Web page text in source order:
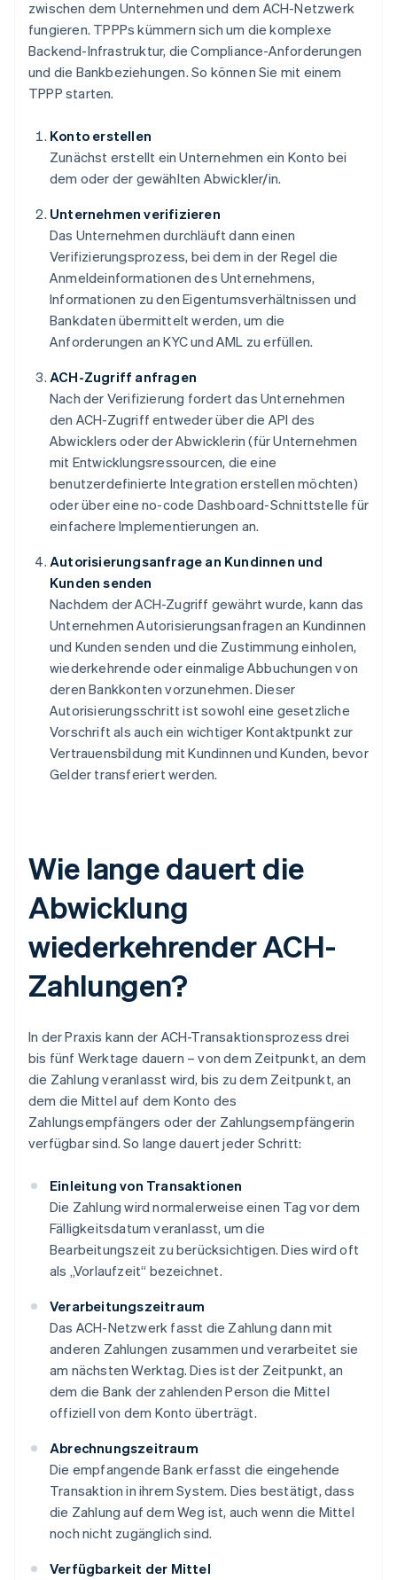
zwischen dem Unternehmen und dem ACH-Netzwerk
fungieren. TPPPs kümmern sich um die komplexe
Backend-Infrastruktur, die Compliance-Anforderungen
und die Bankbeziehungen. So können Sie mit einem
TPPP starten.
Konto erstellen
Zunächst erstellt ein Unternehmen ein Konto bei
dem oder der gewählten Abwickler/in.
Unternehmen verifizieren
Das Unternehmen durchläuft dann einen
Verifizierungsprozess, bei dem in der Regel die
Anmeldeinformationen des Unternehmens,
Informationen zu den Eigentumsverhältnissen und
Bankdaten übermittelt werden, um die
Anforderungen an KYC und AML zu erfüllen.
ACH-Zugriff anfragen
Nach der Verifizierung fordert das Unternehmen
den ACH-Zugriff entweder über die API des
Abwicklers oder der Abwicklerin (für Unternehmen
mit Entwicklungsressourcen, die eine
benutzerdefinierte Integration erstellen möchten)
oder über eine no-code Dashboard-Schnittstelle für
einfachere Implementierungen an.
Autorisierungsanfrage an Kundinnen und
Kunden senden
Nachdem der ACH-Zugriff gewährt wurde, kann das
Unternehmen Autorisierungsanfragen an Kundinnen
und Kunden senden und die Zustimmung einholen,
wiederkehrende oder einmalige Abbuchungen von
deren Bankkonten vorzunehmen. Dieser
Autorisierungsschritt ist sowohl eine gesetzliche
Vorschrift als auch ein wichtiger Kontaktpunkt zur
Vertrauensbildung mit Kundinnen und Kunden, bevor
Gelder transferiert werden.
Wie lange dauert die
Abwicklung
wiederkehrender ACH-
Zahlungen?
In der Praxis kann der ACH-Transaktionsprozess drei
bis fünf Werktage dauern – von dem Zeitpunkt, an dem
die Zahlung veranlasst wird, bis zu dem Zeitpunkt, an
dem die Mittel auf dem Konto des
Zahlungsempfängers oder der Zahlungsempfängerin
verfügbar sind. So lange dauert jeder Schritt:
Einleitung von Transaktionen
Die Zahlung wird normalerweise einen Tag vor dem
Fälligkeitsdatum veranlasst, um die
Bearbeitungszeit zu berücksichtigen. Dies wird oft
als „Vorlaufzeit“ bezeichnet.
Verarbeitungszeitraum
Das ACH-Netzwerk fasst die Zahlung dann mit
anderen Zahlungen zusammen und verarbeitet sie
am nächsten Werktag. Dies ist der Zeitpunkt, an
dem die Bank der zahlenden Person die Mittel
offiziell von dem Konto überträgt.
Abrechnungszeitraum
Die empfangende Bank erfasst die eingehende
Transaktion in ihrem System. Dies bestätigt, dass
die Zahlung auf dem Weg ist, auch wenn die Mittel
noch nicht zugänglich sind.
Verfügbarkeit der Mittel